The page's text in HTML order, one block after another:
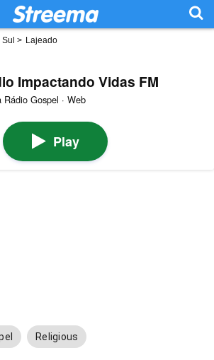
> Lajeado
Impactando Vidas FM
Rádio Gospel · Web
Play
Religious